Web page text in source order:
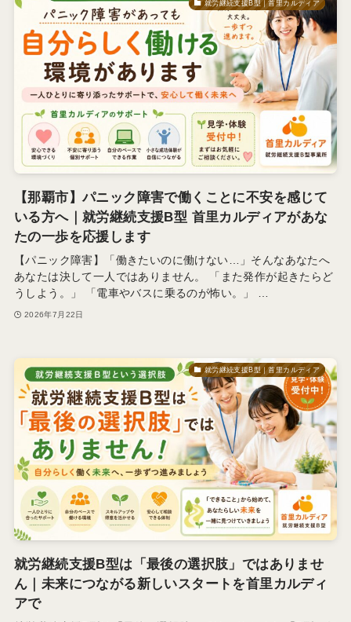
就労継続支援B型｜首里カルディア
【那覇市】パニック障害で働くことに不安を感じて
いる方へ｜就労継続支援B型 首里カルディアがあな
たの一歩を応援します
【パニック障害】「働きたいのに働けない…」そんなあなたへ
あなたは決して一人ではありません。 「また発作が起きたらど
うしよう。」 「電車やバスに乗るのが怖い。」 …
2026年7月22日
就労継続支援B型｜首里カルディア
就労継続支援B型は「最後の選択肢」ではありませ
ん｜未来につながる新しいスタートを首里カルディ
アで